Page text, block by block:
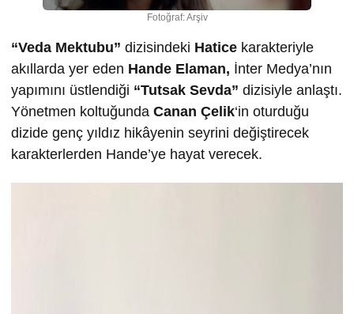
Fotoğraf: Arşiv
“Veda Mektubu” dizisindeki Hatice karakteriyle
akıllarda yer eden Hande Elaman, İnter Medya’nın
yapımını üstlendiği “Tutsak Sevda” dizisiyle anlaştı.
Yönetmen koltuğunda Canan Çelik‘in oturduğu
dizide genç yıldız hikâyenin seyrini değiştirecek
karakterlerden Hande’ye hayat verecek.